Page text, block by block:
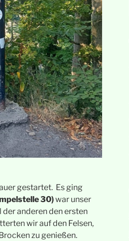
gestartet. Es ging
30)war unser
anderen den ersten
wir auf den Felsen,
zu genießen.